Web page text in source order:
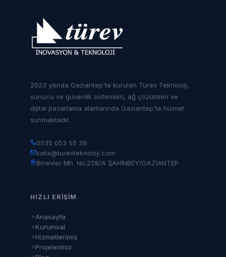
2023 yılında Gaziantep'te kurulan Türev Teknoloji,
sunucu ve güvenlik sistemleri, ağ çözümleri ve
dijital pazarlama alanlarında Gaziantep'te hizmet
sunmaktadır.
0535 053 55 39
satis@turevteknoloji.com
Binevler Mh. No:228/A ŞAHİNBEY/GAZİANTEP
HIZLI ERIŞIM
Anasayfa
Kurumsal
Hizmetlerimiz
Projelerimiz